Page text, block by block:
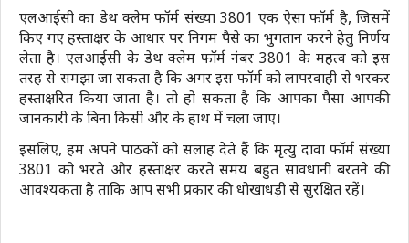
एलआईसी का डेथ क्लेम फॉर्म संख्या 3801 एक ऐसा फॉर्म है, जिसमें
किए गए हस्ताक्षर के आधार पर निगम पैसे का भुगतान करने हेतु निर्णय
लेता है। एलआईसी के डेथ क्लेम फॉर्म नंबर 3801 के महत्व को इस
तरह से समझा जा सकता है कि अगर इस फॉर्म को लापरवाही से भरकर
हस्ताक्षरित किया जाता है। तो हो सकता है कि आपका पैसा आपकी
जानकारी के बिना किसी और के हाथ में चला जाए।
इसलिए, हम अपने पाठकों को सलाह देते हैं कि मृत्यु दावा फॉर्म संख्या
3801 को भरते और हस्ताक्षर करते समय बहुत सावधानी बरतने की
आवश्यकता है ताकि आप सभी प्रकार की धोखाधड़ी से सुरक्षित रहें।